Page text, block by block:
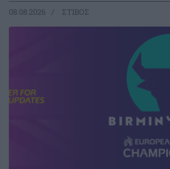
08.08.2026 ΣΤΙΒΟΣ